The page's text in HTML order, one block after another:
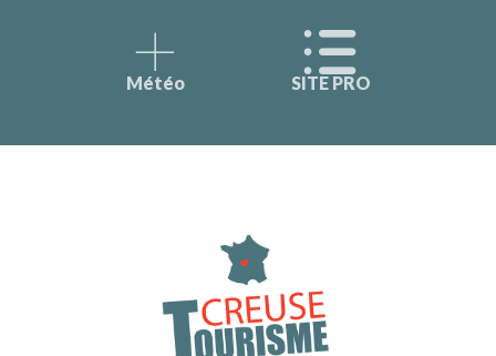
Météo SITE PRO